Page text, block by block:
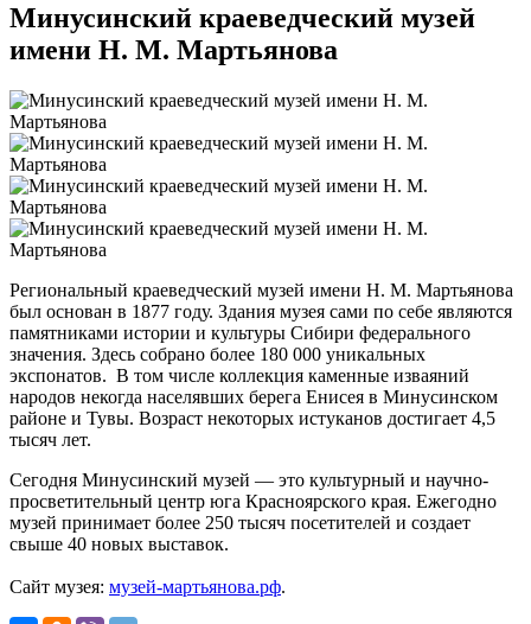
Минусинский краеведческий музей
имени Н. М. Мартьянова
Региональный краеведческий музей имени Н. М. Мартьянова
был основан в 1877 году. Здания музея сами по себе являются
памятниками истории и культуры Сибири федерального
значения. Здесь собрано более 180 000 уникальных
экспонатов. В том числе коллекция каменные изваяний
народов некогда населявших берега Енисея в Минусинском
районе и Тувы. Возраст некоторых истуканов достигает 4,5
тысяч лет.
Сегодня Минусинский музей — это культурный и научно-
просветительный центр юга Красноярского края. Ежегодно
музей принимает более 250 тысяч посетителей и создает
свыше 40 новых выставок.
Сайт музея: музей-мартьянова.рф.